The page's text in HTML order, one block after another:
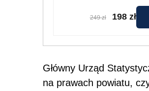
249 zł 198 zł
Główny Urząd
na prawach powiatu,